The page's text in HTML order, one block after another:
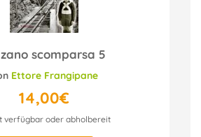
scomparsa 5
Ettore Frangipane
14,00€
verfügbar oder abholbereit